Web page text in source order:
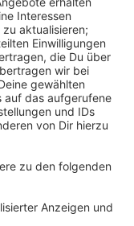
ist ein hohes
Das
Sinn und
aber noch viel
Linz,
mehr. Eine
derzeit auf